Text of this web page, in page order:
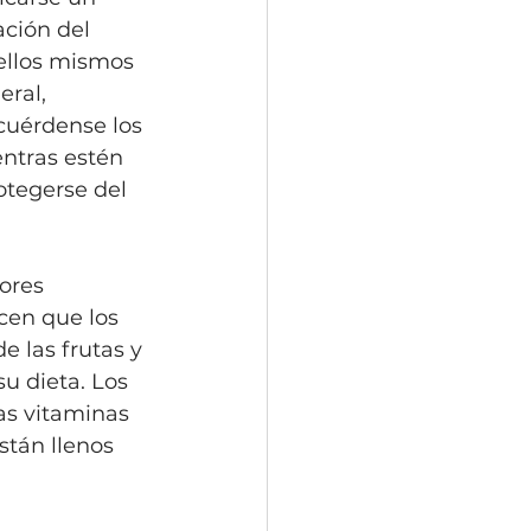
del
mismos
los
estén
del
que los
las frutas y
dieta. Los
vitaminas
llenos